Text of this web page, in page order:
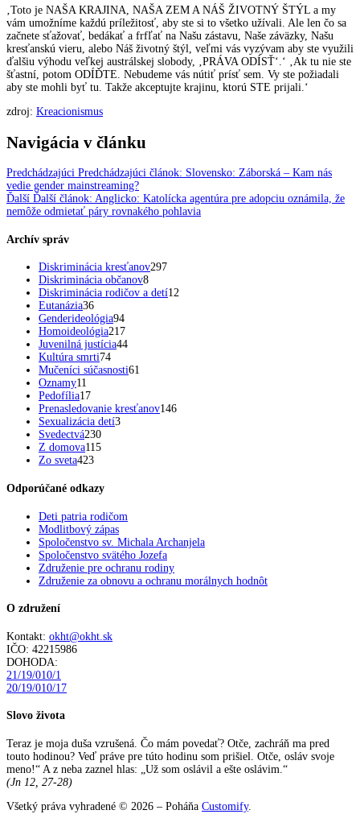
‚Toto je NAŠA KRAJINA, NAŠA ZEM A NÁŠ ŽIVOTNÝ ŠTÝL a my
vám umožníme každú príležitosť, aby ste si to všetko užívali. Ale len čo sa
začnete sťažovať, bedákať a frfľať na Našu zástavu, Naše záväzky, Našu
kresťanskú vieru, alebo Náš životný štýl, veľmi vás vyzývam aby ste využili
ďalšiu výhodu veľkej austrálskej slobody, ‚PRÁVA ODÍSŤ‘.‘ ‚Ak tu nie ste
šťastní, potom ODÍĎTE. Nebudeme vás nútiť prísť sem. Vy ste požiadali
aby ste mohli byť tu. Takže akceptujte krajinu, ktorú STE prijali.‘
zdroj: Kreacionismus
Navigácia v článku
Predchádzajúci Predchádzajúci článok: Slovensko: Záborská – Kam nás
vedie gender mainstreaming?
Ďalší Ďalší článok: Anglicko: Katolícka agentúra pre adopciu oznámila, že
nemôže odmietať páry rovnakého pohlavia
Archív správ
Diskriminácia kresťanov297
Diskriminácia občanov8
Diskriminácia rodičov a detí12
Eutanázia36
Genderideológia94
Homoideológia217
Juvenilná justícia44
Kultúra smrti74
Mučeníci súčasnosti61
Oznamy11
Pedofília17
Prenasledovanie kresťanov146
Sexualizácia detí3
Svedectvá230
Z domova115
Zo sveta423
Odporúčané odkazy
Deti patria rodičom
Modlitbový zápas
Spoločenstvo sv. Michala Archanjela
Spoločenstvo svätého Jozefa
Združenie pre ochranu rodiny
Združenie za obnovu a ochranu morálnych hodnôt
O združení
Kontakt: okht@okht.sk
IČO: 42215986
DOHODA:
21/19/010/1
20/19/010/17
Slovo života
Teraz je moja duša vzrušená. Čo mám povedať? Otče, zachráň ma pred
touto hodinou? Veď práve pre túto hodinu som prišiel. Otče, osláv svoje
meno!“ A z neba zaznel hlas: „Už som oslávil a ešte oslávim.“
(Jn 12, 27-28)
Všetký práva vyhradené © 2026 – Poháňa Customify.